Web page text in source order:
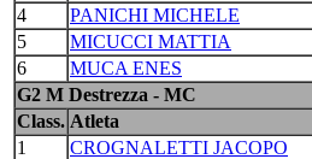
4
PANICHI MICHELE
5
MICUCCI MATTIA
6
MUCA ENES
G2 M Destrezza - MC
Class. Atleta
1
CROGNALETTI JACOPO